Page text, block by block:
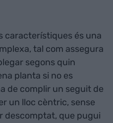
característiques és una
tal com assegura
segons quin
planta si no es
de complir un seguit de
un lloc cèntric, sense
descomptat, que pugui